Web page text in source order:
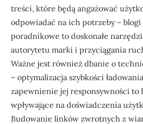
treści, które będą angażować
odpowiadać na ich potrzeby – blogi
poradnikowe to doskonałe
autorytetu marki i przyciągania
Ważne jest również dbanie o
– optymalizacja szybkości
zapewnienie jej responsywności
wpływające na doświadczenia
Budowanie linków zwrotnych z